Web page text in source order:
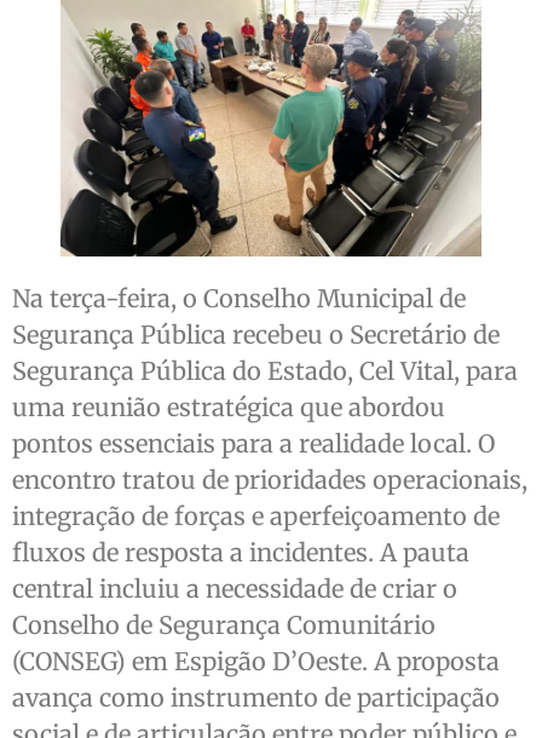
Na terça-feira, o Conselho Municipal de
Segurança Pública recebeu o Secretário de
Segurança Pública do Estado, Cel Vital, para
uma reunião estratégica que abordou
pontos essenciais para a realidade local. O
encontro tratou de prioridades operacionais,
integração de forças e aperfeiçoamento de
fluxos de resposta a incidentes. A pauta
central incluiu a necessidade de criar o
Conselho de Segurança Comunitário
(CONSEG) em Espigão D’Oeste. A proposta
avança como instrumento de participação